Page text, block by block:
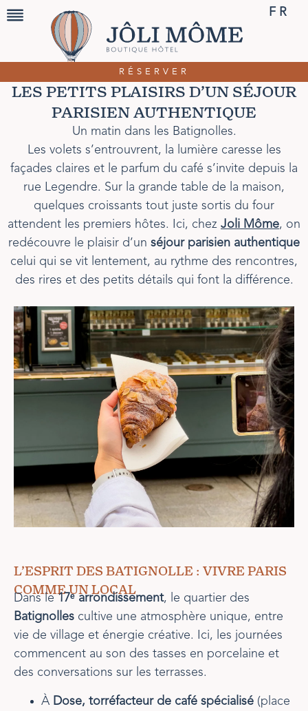
FR
RÉSERVER
LES PETITS PLAISIRS D’UN SÉJOUR
PARISIEN AUTHENTIQUE
Un matin dans les Batignolles.
Les volets s’entrouvrent, la lumière caresse les
façades claires et le parfum du café s’invite depuis la
rue Legendre. Sur la grande table de la maison,
quelques croissants tout juste sortis du four
attendent les premiers hôtes. Ici, chez Joli Môme, on
redécouvre le plaisir d’un séjour parisien authentique
celui qui se vit lentement, au rythme des rencontres,
des rires et des petits détails qui font la différence.
L’ESPRIT DES BATIGNOLLE : VIVRE PARIS
COMME UN LOCAL
Dans le 17ᵉ arrondissement, le quartier des
Batignolles cultive une atmosphère unique, entre
vie de village et énergie créative. Ici, les journées
commencent au son des tasses en porcelaine et
des conversations sur les terrasses.
À Dose, torréfacteur de café spécialisé (place